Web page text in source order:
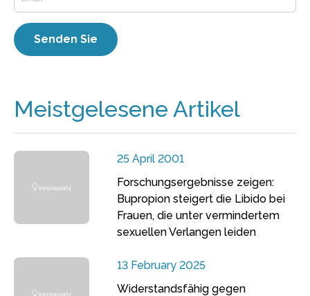
Meistgelesene Artikel
25 April 2001
Forschungsergebnisse zeigen:
Bupropion steigert die Libido bei
Frauen, die unter vermindertem
sexuellen Verlangen leiden
13 February 2025
Widerstandsfähig gegen